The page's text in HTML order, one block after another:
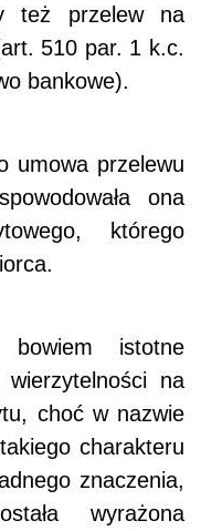
też przelew na
510 par. 1 k.c.
bankowe).
umowa przelewu
ona
którego
bowiem istotne
na
choć w nazwie
charakteru
znaczenia,
wyrażona